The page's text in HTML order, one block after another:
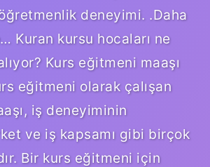
deneyimi. .Daha
Kuran kursu hocaları ne
Kurs eğitmeni maaşı
eğitmeni olarak çalışan
iş deneyiminin
ve iş kapsamı gibi birçok
Bir kurs eğitmeni için